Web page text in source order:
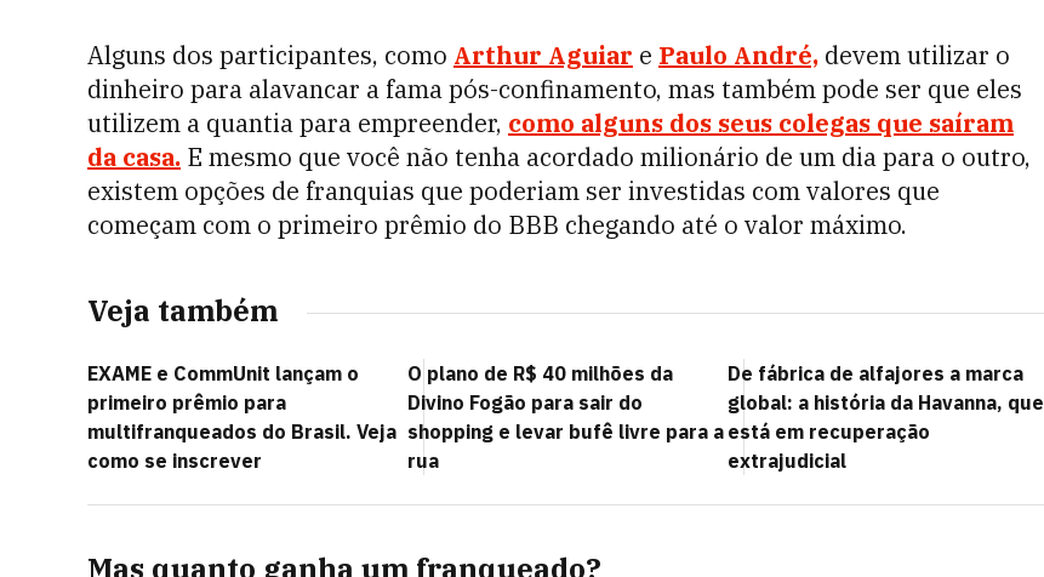
Alguns dos participantes, como Arthur Aguiar e Paulo André, devem utilizar o
dinheiro para alavancar a fama pós-confinamento, mas também pode ser que eles
utilizem a quantia para empreender, como alguns dos seus colegas que saíram
da casa. E mesmo que você não tenha acordado milionário de um dia para o outro,
existem opções de franquias que poderiam ser investidas com valores que
começam com o primeiro prêmio do BBB chegando até o valor máximo.
Veja também
EXAME e CommUnit lançam o
primeiro prêmio para
multifranqueados do Brasil. Veja
como se inscrever
O plano de R$ 40 milhões da
Divino Fogão para sair do
shopping e levar bufê livre para a
rua
De fábrica de alfajores a marca
global: a história da Havanna, que
está em recuperação
extrajudicial
Mas quanto ganha um franqueado?